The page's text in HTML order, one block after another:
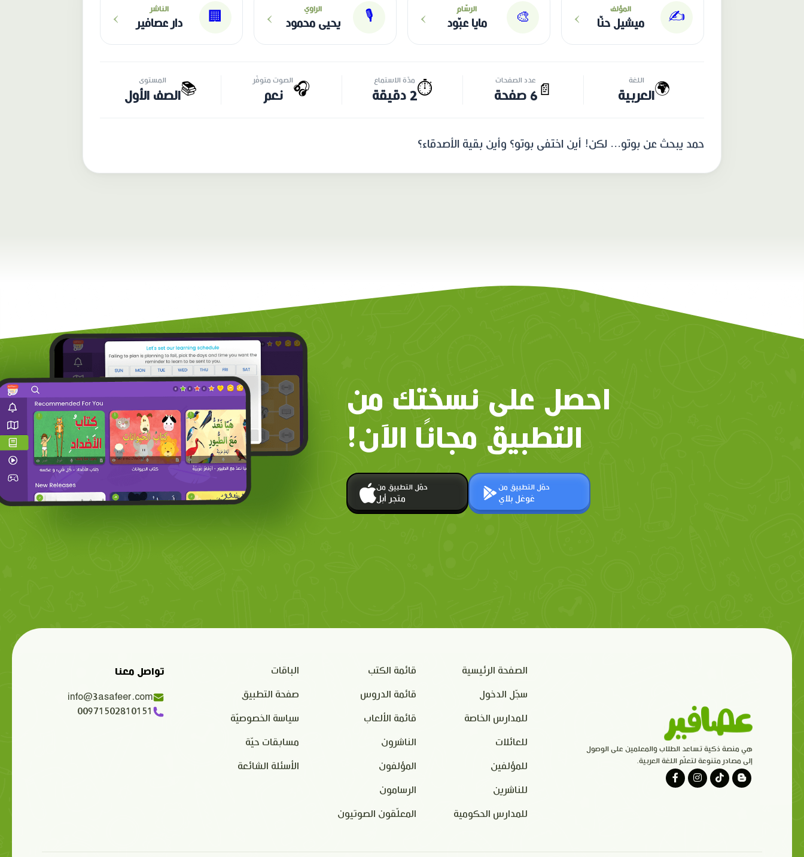
✍️ المؤلف
ميشيل حنّا ›
🎨
الرسّام
مايا عبّود ›
🎙 الراوي
يحيى محمود ›
🏢
الناشر
دار عصافير ›
🌍 اللغة
العربية 📄
عدد الصفحات
6 صفحة ⏱️ مدّة الاستماع
2 دقيقة 🎧الصوت متوفّر
نعم 📚 المستوى
الصف الأول
حمد يبحث عن بوتو... لكن! أين اختفى بوتو؟ وأين بقية الأصدقاء؟
احصل على نسختك من
التطبيق مجانًا الآن!
حمّل التطبيق من
متجر أبل
حمّل التطبيق من
غوغل بلاي
هي منصة ذكية تساعد الطلاب والمعلمين على الوصول
إلى مصادر متنوعة لتعلّم اللغة العربية.
الصفحة الرئيسية
سجّل الدخول
للمدارس الخاصة
للعائلات
للمؤلفين
للناشرين
للمدارس الحكومية
قائمة الكتب
قائمة الدروس
قائمة الألعاب
الناشرون
المؤلفون
الرسامون
المعلّقون الصوتيون
الباقات
صفحة التطبيق
سياسة الخصوصيّة
مسابقات حيّة
الأسئلة الشائعة
تواصل معنا
info@3asafeer.com
00971502810151